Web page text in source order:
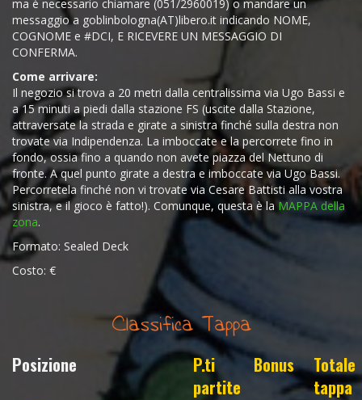
ma è necessario chiamare (051/2960019) o mandare un
messaggio a goblinbologna(AT)libero.it indicando NOME,
COGNOME e #DCI, E RICEVERE UN MESSAGGIO DI
CONFERMA.
Come arrivare:
Il negozio si trova a 20 metri dalla centralissima via Ugo Bassi e
a 15 minuti a piedi dalla stazione FS (uscite dalla Stazione,
attraversate la strada e girate a sinistra finché sulla destra non
trovate via Indipendenza. La imboccate e la percorrete fino in
fondo, ossia fino a quando non avete piazza del Nettuno di
fronte. A quel punto girate a destra e imboccate via Ugo Bassi.
Percorretela finché non vi trovate via Cesare Battisti alla vostra
sinistra, e il gioco è fatto!). Comunque, questa è la MAPPA della
zona.
Formato: Sealed Deck
Costo: €
Classifica Tappa
Posizione
P.ti
partite
Bonus
Totale
tappa